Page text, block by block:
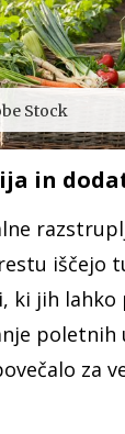
Stock
in
iščejo
ki jih lahko
poletnih
za